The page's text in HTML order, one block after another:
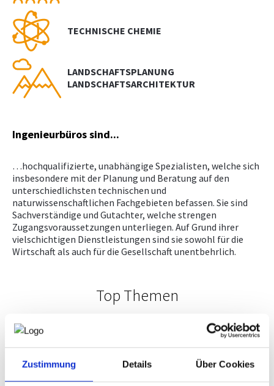
Zustimmung Details Über Cookies
TECHNISCHE CHEMIE
LANDSCHAFTSPLANUNG
LANDSCHAFTSARCHITEKTUR
Ingenieurbüros sind...
…hochqualifizierte, unabhängige Spezialisten, welche sich
insbesondere mit der Planung und Beratung auf den
unterschiedlichsten technischen und
naturwissenschaftlichen Fachgebieten befassen. Sie sind
Sachverständige und Gutachter, welche strengen
Zugangsvoraussetzungen unterliegen. Auf Grund ihrer
vielschichtigen Dienstleistungen sind sie sowohl für die
Wirtschaft als auch für die Gesellschaft unentbehrlich.
Top Themen
ING.Forum 2027
Staatspreis Ingenieurconsulting